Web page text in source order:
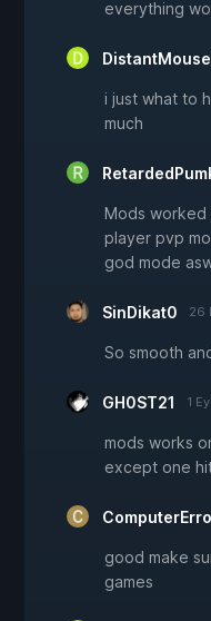
everything
i just what to
much
Mods worked
player pvp
god mode
SinDikat0 26
So smooth
GH0ST21 1 Eyl
mods works
except one
good make
games